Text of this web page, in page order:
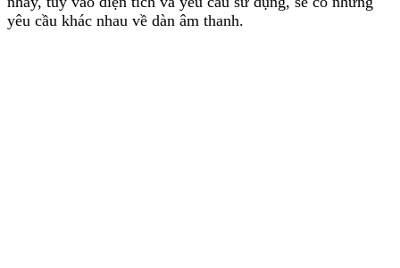
yêu cầu khác nhau về dàn âm thanh.